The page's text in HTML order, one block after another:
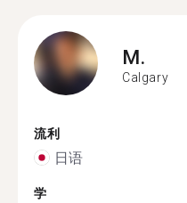
M.
Calgary
流利
日语
学